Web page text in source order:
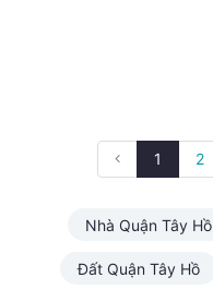
1 2
Nhà Quận Tây Hồ
Đất Quận Tây Hồ